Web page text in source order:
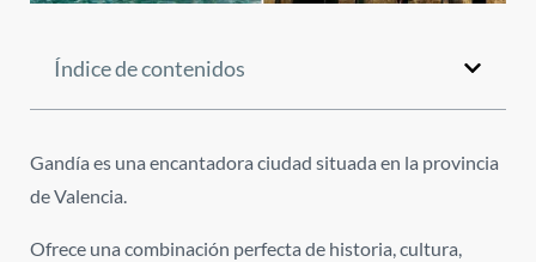
Índice de contenidos
Gandía es una encantadora ciudad situada en la provincia
de Valencia.
Ofrece una combinación perfecta de historia, cultura,